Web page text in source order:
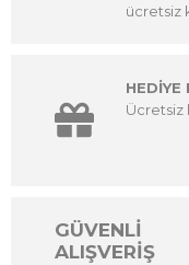
ücretsiz
HEDİYE
Ücretsiz
GÜVENLİ
ALIŞVERİŞ